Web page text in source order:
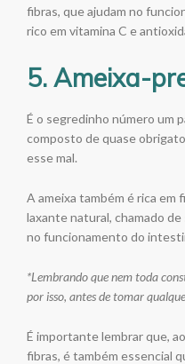
fibras, que ajudam no
rico em vitamina C e
5. Ameixa-
É o segredinho número um
composto de quase
esse mal.
A ameixa também é rica em
laxante natural, chamado
no funcionamento do
*Lembrando que nem toda
por isso, antes de tomar
É importante lembrar que,
fibras, é também essencial